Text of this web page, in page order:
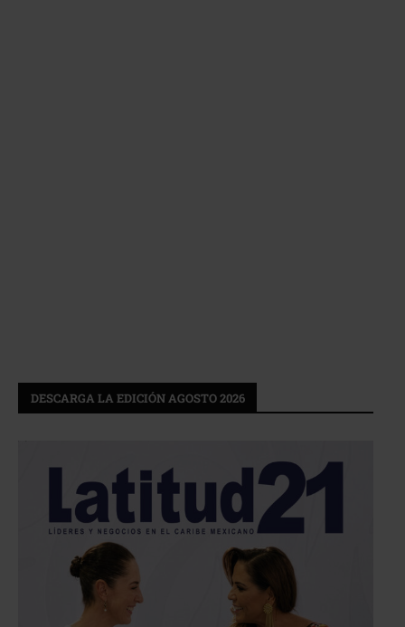
DESCARGA LA EDICIÓN AGOSTO 2026